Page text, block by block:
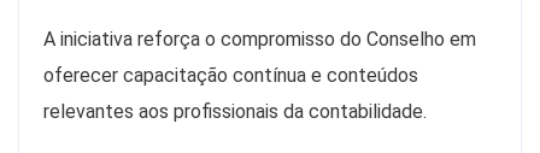
A iniciativa reforça o compromisso do Conselho em
oferecer capacitação contínua e conteúdos
relevantes aos profissionais da contabilidade.